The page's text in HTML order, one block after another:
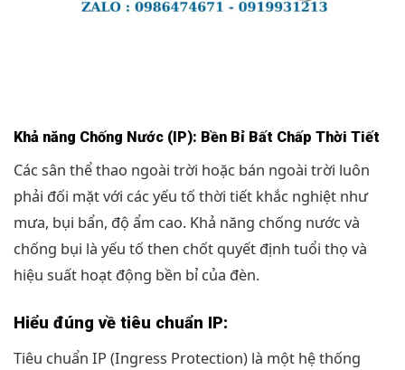
Khả năng Chống Nước (IP): Bền Bỉ Bất Chấp Thời Tiết
Các sân thể thao ngoài trời hoặc bán ngoài trời luôn
phải đối mặt với các yếu tố thời tiết khắc nghiệt như
mưa, bụi bẩn, độ ẩm cao. Khả năng chống nước và
chống bụi là yếu tố then chốt quyết định tuổi thọ và
hiệu suất hoạt động bền bỉ của đèn.
Hiểu đúng về tiêu chuẩn IP:
Tiêu chuẩn IP (Ingress Protection) là một hệ thống